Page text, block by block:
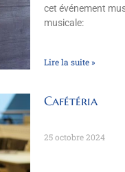
cet événement
musicale:
Lire la suite »
Cafétéria
25 octobre 2024